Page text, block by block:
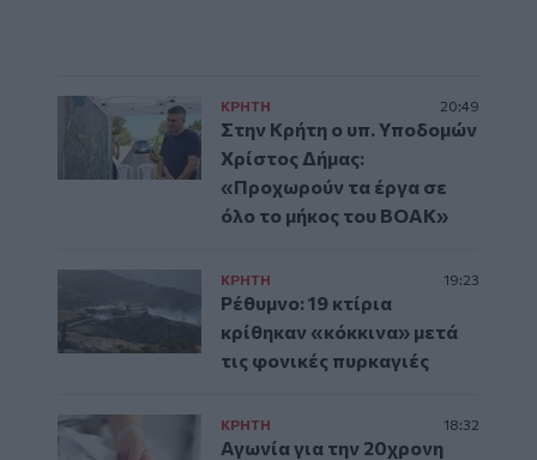
ΚΡΗΤΗ 20:49
Στην Κρήτη ο υπ. Υποδομών
Χρίστος Δήμας:
«Προχωρούν τα έργα σε
όλο το μήκος του ΒΟΑΚ»
ΚΡΗΤΗ 19:23
Ρέθυμνο: 19 κτίρια
κρίθηκαν «κόκκινα» μετά
τις φονικές πυρκαγιές
ΚΡΗΤΗ 18:32
Αγωνία για την 20χρονη